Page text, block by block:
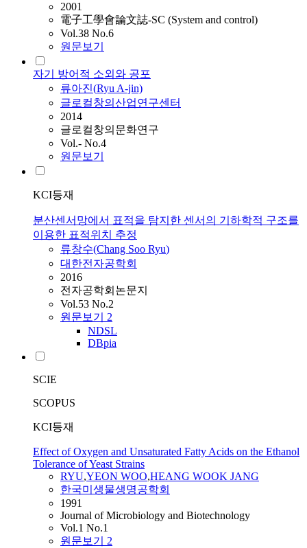
2001
電子工學會論文誌-SC (System and control)
Vol.38 No.6
원문보기
자기 방어적 소외와 공포
류아진(RyuA-jin)
글로컬창의산업연구센터
2014
글로컬창의문화연구
Vol.- No.4
원문보기
KCI등재
분산센서망에서 표적을 탐지한 센서의 기하학적 구조를
이용한 표적위치 추정
류창수(Chang Soo Ryu)
대한전자공학회
2016
전자공학회논문지
Vol.53 No.2
원문보기 2
NDSL
DBpia
SCIE
SCOPUS
KCI등재
Effect of Oxygen and Unsaturated Fatty Acids on the Ethanol
Tolerance of Yeast Strains
RYU,YEON WOO,HEANG WOOK JANG
한국미생물생명공학회
1991
Journal of Microbiology and Biotechnology
Vol.1 No.1
원문보기 2